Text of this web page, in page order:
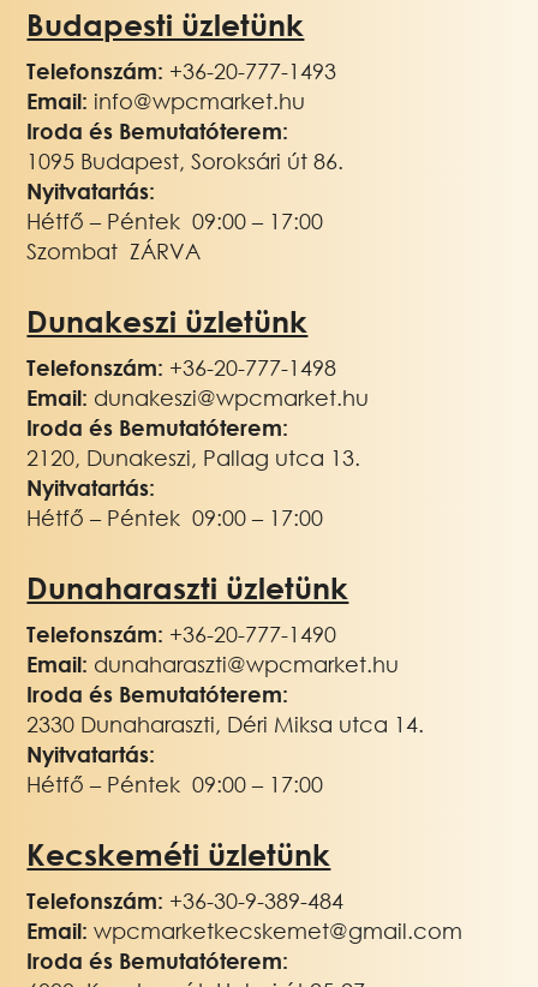
Budapesti üzletünk
Telefonszám: +36-20-777-1493
Email: info@wpcmarket.hu
Iroda és Bemutatóterem:
1095 Budapest, Soroksári út 86.
Nyitvatartás:
Hétfő – Péntek 09:00 – 17:00
Szombat ZÁRVA
Dunakeszi üzletünk
Telefonszám: +36-20-777-1498
Email: dunakeszi@wpcmarket.hu
Iroda és Bemutatóterem:
2120, Dunakeszi, Pallag utca 13.
Nyitvatartás:
Hétfő – Péntek 09:00 – 17:00
Dunaharaszti üzletünk
Telefonszám: +36-20-777-1490
Email: dunaharaszti@wpcmarket.hu
Iroda és Bemutatóterem:
2330 Dunaharaszti, Déri Miksa utca 14.
Nyitvatartás:
Hétfő – Péntek 09:00 – 17:00
Kecskeméti üzletünk
Telefonszám: +36-30-9-389-484
Email:wpcmarketkecskemet@gmail.com
Iroda és Bemutatóterem: